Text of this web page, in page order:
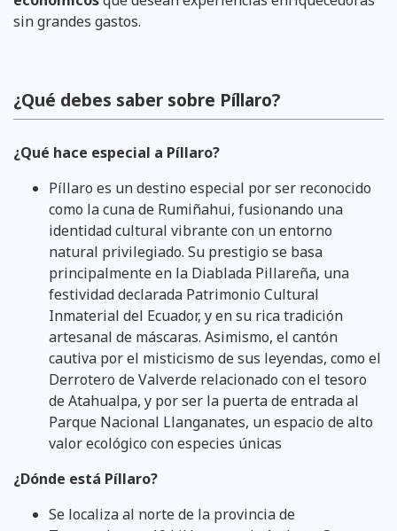
sin grandes gastos.
¿Qué debes saber sobre Píllaro?
¿Qué hace especial a Píllaro?
Píllaro es un destino especial por ser reconocido
como la cuna de Rumiñahui, fusionando una
identidad cultural vibrante con un entorno
natural privilegiado. Su prestigio se basa
principalmente en la Diablada Pillareña, una
festividad declarada Patrimonio Cultural
Inmaterial del Ecuador, y en su rica tradición
artesanal de máscaras. Asimismo, el cantón
cautiva por el misticismo de sus leyendas, como el
Derrotero de Valverde relacionado con el tesoro
de Atahualpa, y por ser la puerta de entrada al
Parque Nacional Llanganates, un espacio de alto
valor ecológico con especies únicas
¿Dónde está Píllaro?
Se localiza al norte de la provincia de